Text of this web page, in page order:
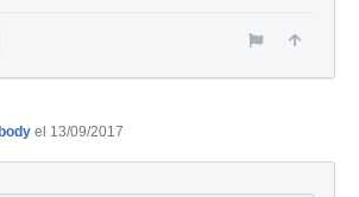
el 13/09/2017